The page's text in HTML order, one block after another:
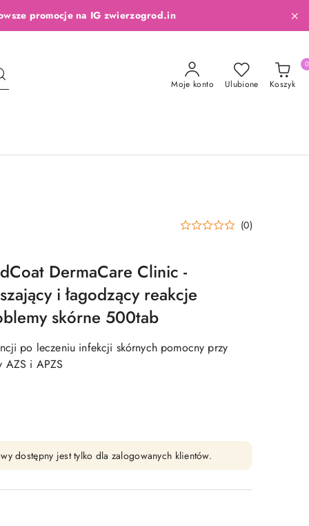
promocje na IG zwierzogrod.in
Moje konto Ulubione Koszyk
0
(0)
DermaCare Clinic -
i łagodzący reakcje
skórne 500tab
po leczeniu infekcji skórnych pomocny przy
AZS i APZS
dostępny jest tylko dla zalogowanych klientów.